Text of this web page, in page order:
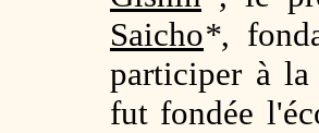
Saicho*,
participer à la
fut fondée